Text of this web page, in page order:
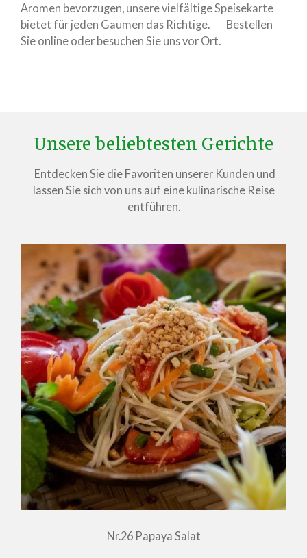
Aromen bevorzugen, unsere vielfältige Speisekarte
bietet für jeden Gaumen das Richtige. Bestellen
Sie online oder besuchen Sie uns vor Ort.
Unsere beliebtesten Gerichte
Entdecken Sie die Favoriten unserer Kunden und
lassen Sie sich von uns auf eine kulinarische Reise
entführen.
Nr.26 Papaya Salat